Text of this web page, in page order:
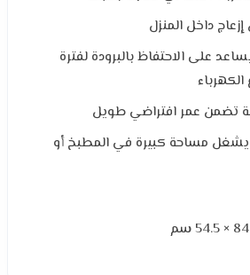
داخل المنزل
على الاحتفاظ بالبرودة لفترة
تضمن عمر افتراضي طويل
مساحة كبيرة في المطبخ أو